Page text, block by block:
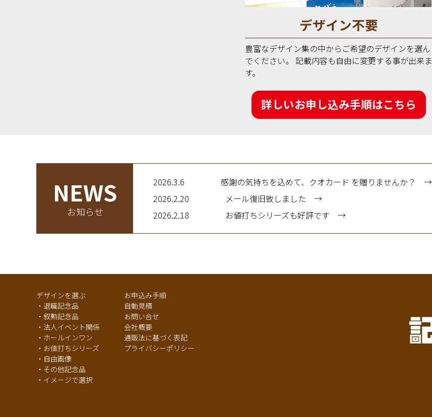
デザイン不要
豊富なデザイン集の中からご希望のデザインを選ん
でください。 記載内容も自由に変更する事が出来ま
す。
詳しいお申し込み手順はこちら
NEWS
お知らせ
2026.3.6
感謝の気持ちを込めて、クオカード を贈りませんか？
2026.2.20
メール復旧致しました
2026.2.18
お値打ちシリーズも好評です
デザインを選ぶ
・退職記念品
・叙勲記念品
・法人イベント関係
・ホールインワン
・お値打ちシリーズ
・自由画像
・その他記念品
・イメージで選択
お申込み手順
自動見積
お問い合せ
会社概要
通販法に基づく表記
プライバシーポリシー